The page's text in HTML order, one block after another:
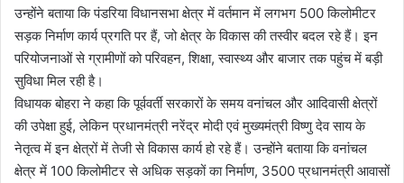
उन्होंने बताया कि पंडरिया विधानसभा क्षेत्र में वर्तमान में लगभग 500 किलोमीटर
सड़क निर्माण कार्य प्रगति पर हैं, जो क्षेत्र के विकास की तस्वीर बदल रहे हैं। इन
परियोजनाओं से ग्रामीणों को परिवहन, शिक्षा, स्वास्थ्य और बाजार तक पहुंच में बड़ी
सुविधा मिल रही है।
विधायक बोहरा ने कहा कि पूर्ववर्ती सरकारों के समय वनांचल और आदिवासी क्षेत्रों
की उपेक्षा हुई, लेकिन प्रधानमंत्री नरेंद्र मोदी एवं मुख्यमंत्री विष्णु देव साय के
नेतृत्व में इन क्षेत्रों में तेजी से विकास कार्य हो रहे हैं। उन्होंने बताया कि वनांचल
क्षेत्र में 100 किलोमीटर से अधिक सड़कों का निर्माण, 3500 प्रधानमंत्री आवासों